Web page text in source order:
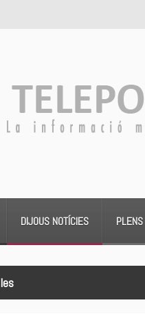
DIJOUS NOTÍCIES PLENS